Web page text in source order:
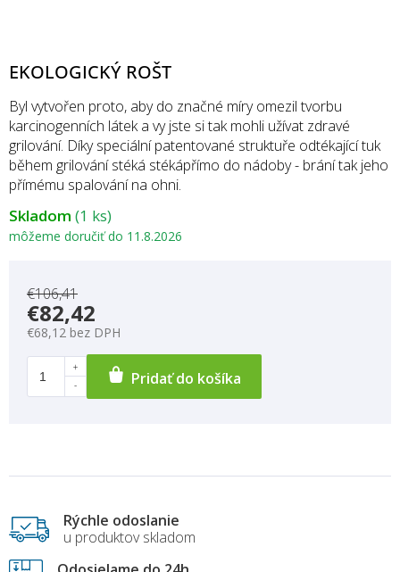
Skladom (1 ks)
môžeme doručiť do 11.8.2026
EKOLOGICKÝ ROŠT
Byl vytvořen proto, aby do značné míry omezil tvorbu
karcinogenních látek a vy jste si tak mohli užívat zdravé
grilování. Díky speciálnípatentované struktuře odtékající tuk
během grilování stéká stékápřímo do nádoby - brání tak jeho
přímému spalování na ohni.
€106,41
€82,42
€68,12 bez DPH
Pridať do košíka
Rýchle odoslanie
u produktov skladom